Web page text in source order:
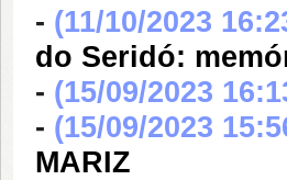
- (11/10/2023
do Seridó:
- (15/09/2023
- (15/09/2023
MARIZ